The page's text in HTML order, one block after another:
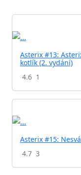
Asterix #13:
kotlík (2. vydání)
4.6 1
Asterix #15:
4.7 3